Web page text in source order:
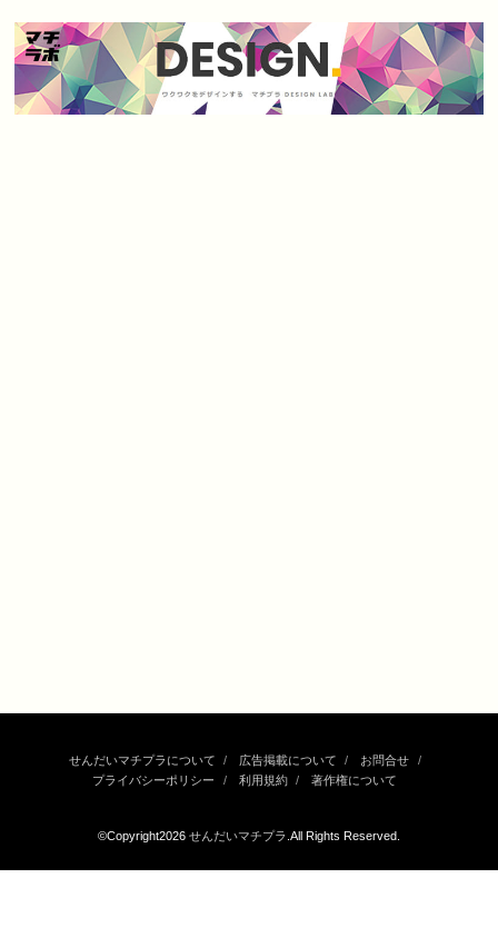
せんだいマチプラについて 広告掲載について
お問合せ
プライバシーポリシー
利用規約 著作権について
©Copyright2026 せんだいマチプラ .All Rights Reserved.